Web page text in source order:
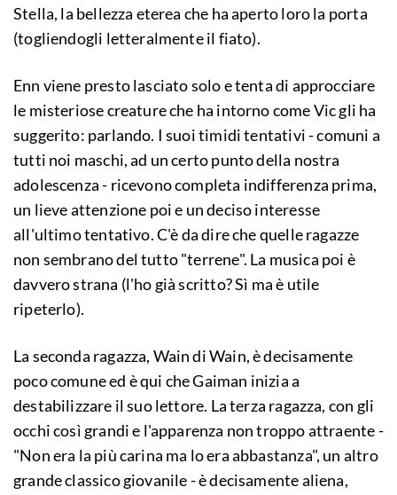
Stella, la bellezza eterea che ha aperto loro la porta
(togliendogli letteralmente il fiato).
Enn viene presto lasciato solo e tenta di approcciare
le misteriose creature che ha intorno come Vic gli ha
suggerito: parlando. I suoi timidi tentativi - comuni a
tutti noi maschi, ad un certo punto della nostra
adolescenza - ricevono completa indifferenza prima,
un lieve attenzione poi e un deciso interesse
all'ultimo tentativo. C'è da dire che quelle ragazze
non sembrano del tutto "terrene". La musica poi è
davvero strana (l'ho già scritto? Sì ma è utile
ripeterlo).
La seconda ragazza, Wain di Wain, è decisamente
poco comune ed è qui che Gaiman inizia a
destabilizzare il suo lettore. La terza ragazza, con gli
occhi così grandi e l'apparenza non troppo attraente -
"Non era la più carina ma lo era abbastanza", un altro
grande classico giovanile - è decisamente aliena,